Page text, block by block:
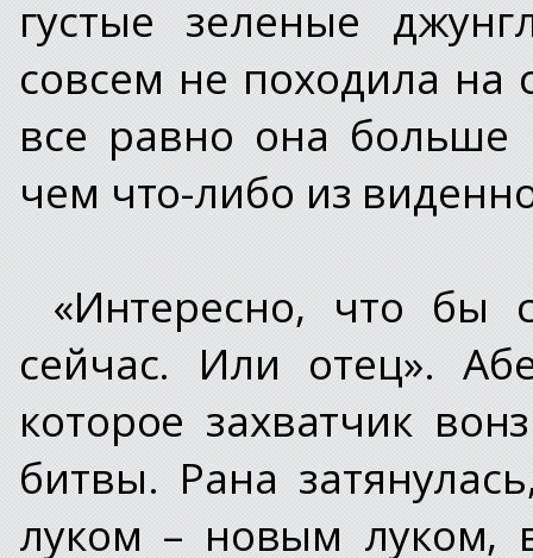
густые зеленые
совсем не походила на
все равно она
чем что-либо из
«Интересно, что бы
сейчас. Или отец».
которое захватчик
битвы. Рана
луком – новым луком,